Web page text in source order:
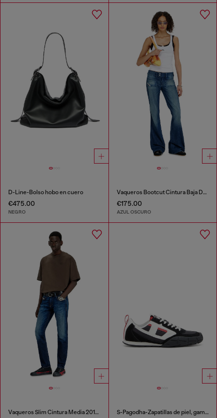
D-Line-Bolso hobo en cuero
€475.00
NEGRO
Vaqueros Bootcut Cintura Baja D-Hush
€175.00
AZUL OSCURO
Vaqueros Slim Cintura Media 2019 D-Strukt S-Pagodha-Zapatillas de piel, gamuza y ripstop